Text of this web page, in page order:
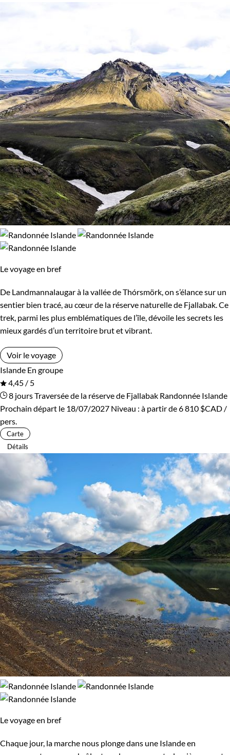
Le voyage en bref
De Landmannalaugar à la vallée de Thórsmörk, on s’élance sur un
sentier bien tracé, au cœur de la réserve naturelle de Fjallabak. Ce
trek, parmi les plus emblématiques de l’île, dévoile les secrets les
mieux gardés d’un territoire brut et vibrant.
Voir le voyage
Islande En groupe
4,45 / 5
8 joursTraversée de la réserve de Fjallabak Randonnée Islande
Prochain départ le 18/07/2027 Niveau : à partir de6 810 $CAD /
pers.
Carte
Détails
Le voyage en bref
Chaque jour, la marche nous plonge dans une Islande en